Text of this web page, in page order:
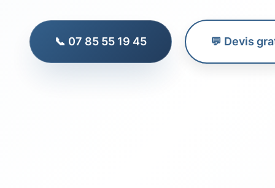
📞 07 85 55 19 45 💬 Devis